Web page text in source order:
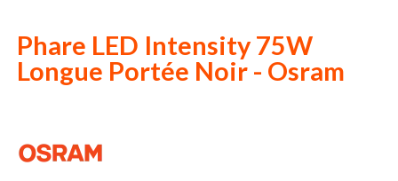
Phare LED Intensity 75W
Longue Portée Noir - Osram